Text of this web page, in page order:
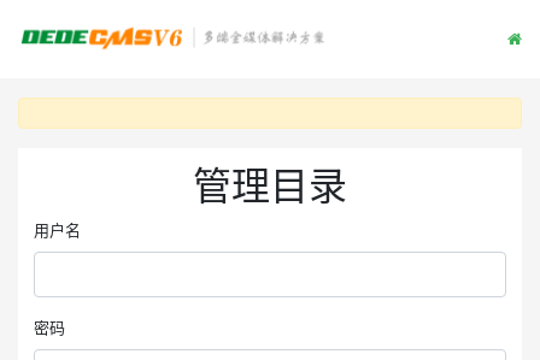
管理目录
用户名
密码